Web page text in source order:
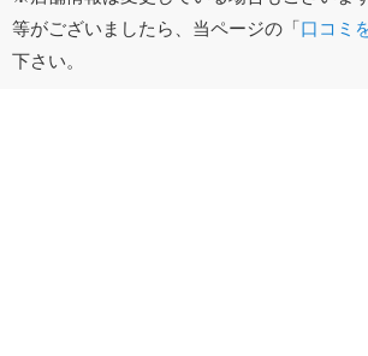
等がございましたら、当ページの「口コミ
下さい。